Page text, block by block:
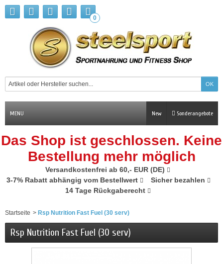
0
MENU Sonderangebote
New
Das Shop ist geschlossen. Keine
Bestellung mehr möglich
Versandkostenfrei ab 60,- EUR (DE)
3-7% Rabatt abhängig vom Bestellwert
Sicher bezahlen
14 Tage Rückgaberecht
Startseite > Rsp Nutrition Fast Fuel (30 serv)
Rsp Nutrition Fast Fuel (30 serv)